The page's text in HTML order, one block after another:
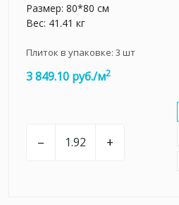
Размер: 80*80 см
Вес: 41.41 кг
Плиток в упаковке: 3 шт
3 849.10 руб./м2
– +